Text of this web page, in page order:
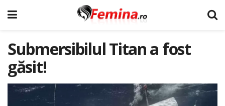
Submersibilul Titan a fost
găsit!